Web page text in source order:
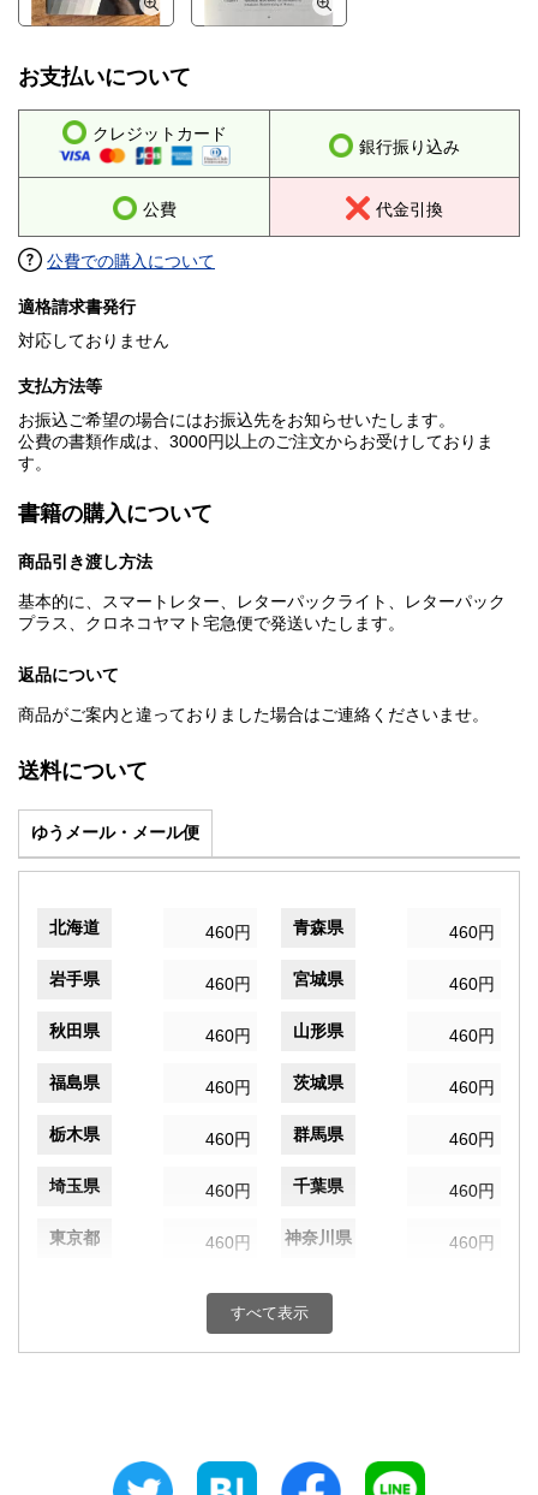
お支払いについて
クレジットカード
銀行振り込み
公費 代金引換
公費での購入について
適格請求書発行
対応しておりません
支払方法等
お振込ご希望の場合にはお振込先をお知らせいたします。
公費の書類作成は、3000円以上のご注文からお受けしておりま
す。
書籍の購入について
商品引き渡し方法
基本的に、スマートレター、レターパックライト、レターパック
プラス、クロネコヤマト宅急便で発送いたします。
返品について
商品がご案内と違っておりました場合はご連絡くださいませ。
送料について
ゆうメール・メール便
北海道 460円 青森県 460円
岩手県 460円 宮城県 460円
秋田県 460円 山形県 460円
福島県 460円 茨城県 460円
栃木県 460円 群馬県 460円
埼玉県 460円 千葉県 460円
東京都 460円 神奈川県 460円
460円 富山県
すべて表示